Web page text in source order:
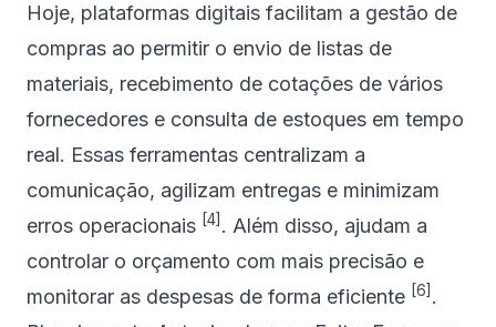
Hoje, plataformas digitais facilitam a gestão de
compras ao permitir o envio de listas de
materiais, recebimento de cotações de vários
fornecedores e consulta de estoques em tempo
real. Essas ferramentas centralizam a
comunicação, agilizam entregas e minimizam
erros operacionais [4] . Além disso, ajudam a
controlar o orçamento com mais precisão e
monitorar as despesas de forma eficiente [6] .